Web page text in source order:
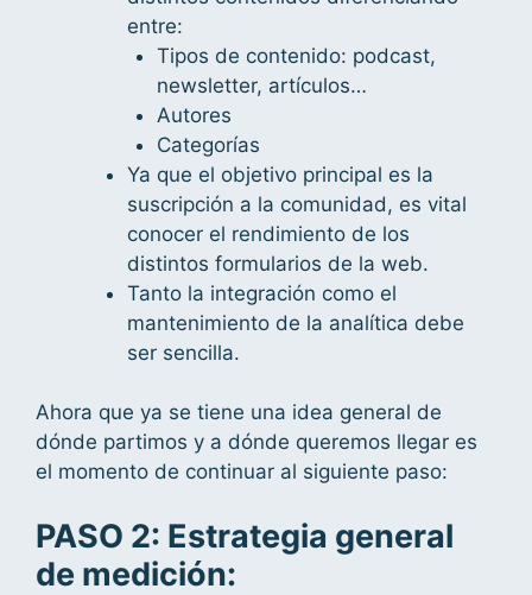
entre:
Tipos de contenido: podcast,
newsletter, artículos…
Autores
Categorías
Ya que el objetivo principal es la
suscripción a la comunidad, es vital
conocer el rendimiento de los
distintos formularios de la web.
Tanto la integración como el
mantenimiento de la analítica debe
ser sencilla.
Ahora que ya se tiene una idea general de
dónde partimos y a dónde queremos llegar es
el momento de continuar al siguiente paso:
PASO 2: Estrategia general
de medición: